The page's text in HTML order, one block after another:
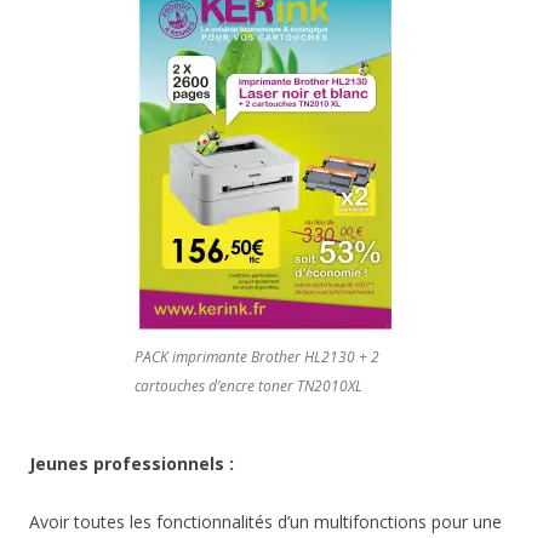
PACK imprimante Brother HL2130 + 2
cartouches d’encre toner TN2010XL
Jeunes professionnels :
Avoir toutes les fonctionnalités d’un multifonctions pour une